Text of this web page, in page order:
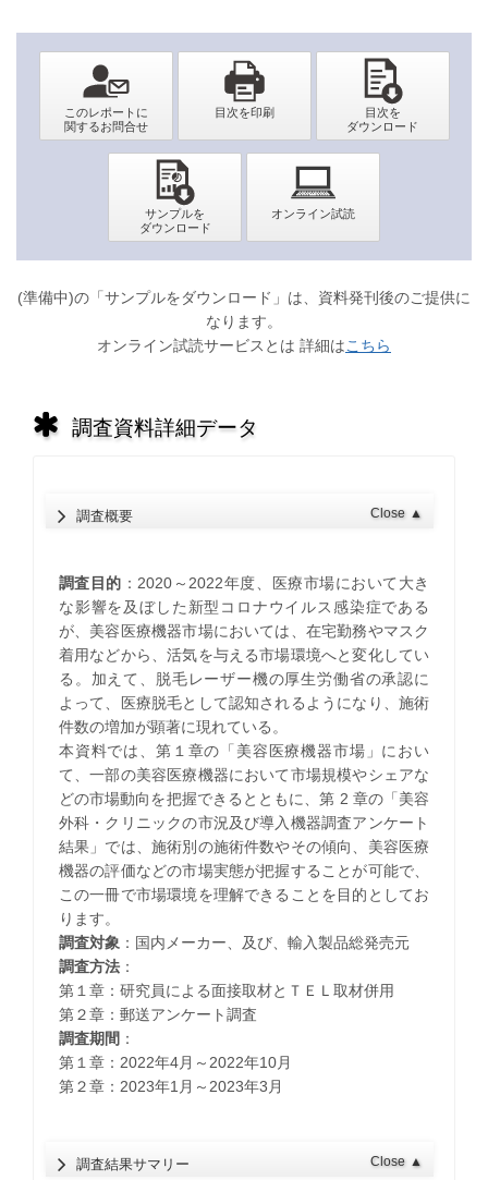
(準備中)の「サンプルをダウンロード」は、資料発刊後のご提供に
なります。
オンライン試読サービスとは 詳細はこちら
調査資料詳細データ
調査概要 Close ▲
調査目的 ：2020～2022年度、医療市場において大き
な影響を及ぼした新型コロナウイルス感染症である
が、美容医療機器市場においては、在宅勤務やマスク
着用などから、活気を与える市場環境へと変化してい
る。加えて、脱毛レーザー機の厚生労働省の承認に
よって、医療脱毛として認知されるようになり、施術
件数の増加が顕著に現れている。
本資料では、第１章の「美容医療機器市場」におい
て、一部の美容医療機器において市場規模やシェアな
どの市場動向を把握できるとともに、第 2 章の「美容
外科・クリニックの市況及び導入機器調査アンケート
結果」では、施術別の施術件数やその傾向、美容医療
機器の評価などの市場実態が把握することが可能で、
この一冊で市場環境を理解できることを目的としてお
ります。
調査対象：国内メーカー、及び、輸入製品総発売元
調査方法：
第１章：研究員による面接取材とＴＥＬ取材併用
第２章：郵送アンケート調査
調査期間 ：
第１章：2022年4月～2022年10月
第２章：2023年1月～2023年3月
調査結果サマリー Close ▲